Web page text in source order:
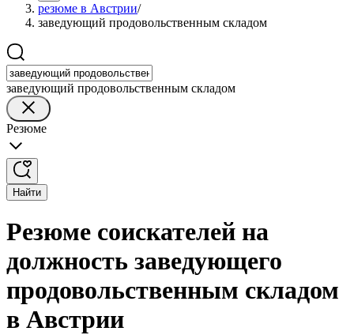
резюме в Австрии/
заведующий продовольственным складом
заведующий продовольственным складом
Резюме
Найти
Резюме соискателей на
должность заведующего
продовольственным складом
в Австрии